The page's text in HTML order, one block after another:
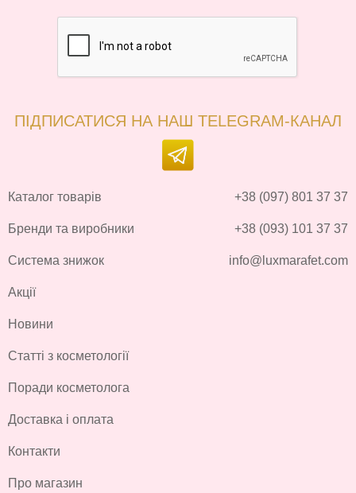
ПІДПИСАТИСЯ НА НАШ TELEGRAM-КАНАЛ
Каталог товарів
Бренди та виробники
Система знижок
Акції
Новини
Статті з косметології
Поради косметолога
Доставка і оплата
Контакти
Про магазин
+38 (097) 801 37 37
+38 (093) 101 37 37
info@luxmarafet.com